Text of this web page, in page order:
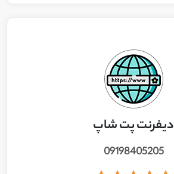
دیفرنت پت شاپ
09198405205